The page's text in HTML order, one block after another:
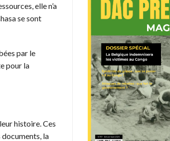
elle n’a
se sont
par le
pour la
histoire. Ces
la